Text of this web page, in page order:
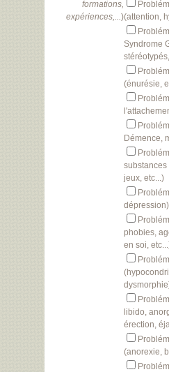
formations,
expériences,...)(attention,
Syndrome
(énurésie,
Démence,
substances
jeux, etc...)
dépression)
phobies,
en soi,
libido,
érection,
(anorexie,